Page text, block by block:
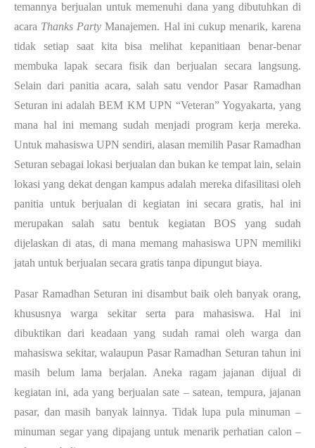
temannya berjualan untuk memenuhi dana yang dibutuhkan di
acara Thanks Party Manajemen. Hal ini cukup menarik, karena
tidak setiap saat kita bisa melihat kepanitiaan benar-benar
membuka lapak secara fisik dan berjualan secara langsung.
Selain dari panitia acara, salah satu vendor Pasar Ramadhan
Seturan ini adalah BEM KM UPN “Veteran” Yogyakarta, yang
mana hal ini memang sudah menjadi program kerja mereka.
Untuk mahasiswa UPN sendiri, alasan memilih Pasar Ramadhan
Seturan sebagai lokasi berjualan dan bukan ke tempat lain, selain
lokasi yang dekat dengan kampus adalah mereka difasilitasi oleh
panitia untuk berjualan di kegiatan ini secara gratis, hal ini
merupakan salah satu bentuk kegiatan BOS yang sudah
dijelaskan di atas, di mana memang mahasiswa UPN memiliki
jatah untuk berjualan secara gratis tanpa dipungut biaya.
Pasar Ramadhan Seturan ini disambut baik oleh banyak orang,
khususnya warga sekitar serta para mahasiswa. Hal ini
dibuktikan dari keadaan yang sudah ramai oleh warga dan
mahasiswa sekitar, walaupun Pasar Ramadhan Seturan tahun ini
masih belum lama berjalan. Aneka ragam jajanan dijual di
kegiatan ini, ada yang berjualan sate – satean, tempura, jajanan
pasar, dan masih banyak lainnya. Tidak lupa pula minuman –
minuman segar yang dipajang untuk menarik perhatian calon –